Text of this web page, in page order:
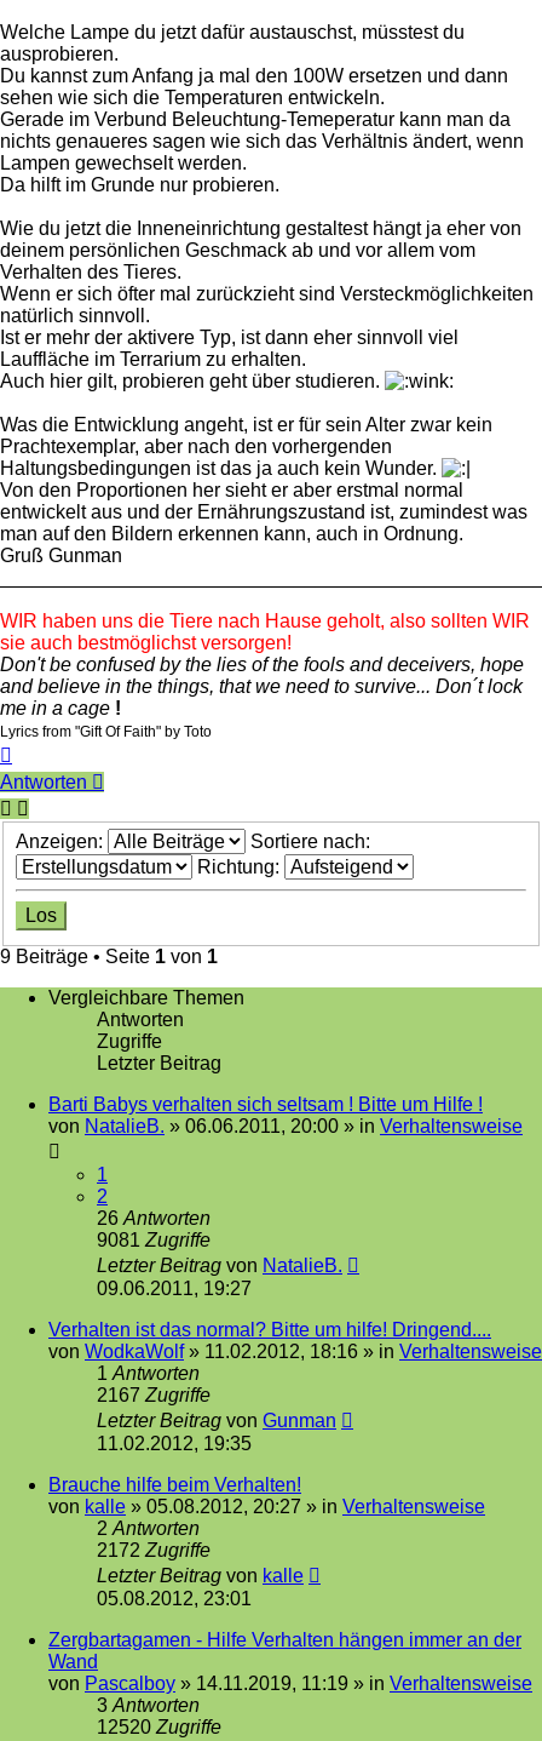
Welche Lampe du jetzt dafür austauschst, müsstest du
ausprobieren.
Du kannst zum Anfang ja mal den 100W ersetzen und dann
sehen wie sich die Temperaturen entwickeln.
Gerade im Verbund Beleuchtung-Temeperatur kann man da
nichts genaueres sagen wie sich das Verhältnis ändert, wenn
Lampen gewechselt werden.
Da hilft im Grunde nur probieren.
Wie du jetzt die Inneneinrichtung gestaltest hängt ja eher von
deinem persönlichen Geschmack ab und vor allem vom
Verhalten des Tieres.
Wenn er sich öfter mal zurückzieht sind Versteckmöglichkeiten
natürlich sinnvoll.
Ist er mehr der aktivere Typ, ist dann eher sinnvoll viel
Lauffläche im Terrarium zu erhalten.
Auch hier gilt, probieren geht über studieren.
Was die Entwicklung angeht, ist er für sein Alter zwar kein
Prachtexemplar, aber nach den vorhergenden
Haltungsbedingungen ist das ja auch kein Wunder.
Von den Proportionen her sieht er aber erstmal normal
entwickelt aus und der Ernährungszustand ist, zumindest was
man auf den Bildern erkennen kann, auch in Ordnung.
Gruß Gunman
WIR haben uns die Tiere nach Hause geholt, also sollten WIR
sie auch bestmöglichst versorgen!
Don't be confused by the lies of the fools and deceivers, hope
and believe in the things, that we need to survive... Don´t lock
me in a cage !
Lyrics from "Gift Of Faith" by Toto
oben
Antworten
Anzeigen:
Sortiere nach:
Richtung:
9 Beiträge • Seite 1 von 1
Vergleichbare Themen
Antworten
Zugriffe
Letzter Beitrag
Barti Babys verhalten sich seltsam ! Bitte um Hilfe !
von NatalieB. » 06.06.2011, 20:00 » in Verhaltensweise
1
2
26 Antworten
9081 Zugriffe
Letzter Beitrag von NatalieB.
09.06.2011, 19:27
Verhalten ist das normal? Bitte um hilfe! Dringend....
von WodkaWolf» 11.02.2012, 18:16 » in Verhaltensweise
1 Antworten
2167 Zugriffe
Letzter Beitrag von Gunman
11.02.2012, 19:35
Brauche hilfe beim Verhalten!
von kalle » 05.08.2012, 20:27 » in Verhaltensweise
2 Antworten
2172 Zugriffe
Letzter Beitrag von kalle
05.08.2012, 23:01
Zergbartagamen - Hilfe Verhalten hängen immer an der
Wand
von Pascalboy » 14.11.2019, 11:19 » in Verhaltensweise
3 Antworten
12520 Zugriffe